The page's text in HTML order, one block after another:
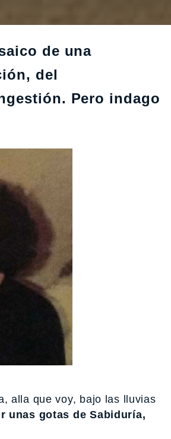
de una
del
Pero indago
alla que voy, bajo las lluvias
unas gotas de Sabiduría,